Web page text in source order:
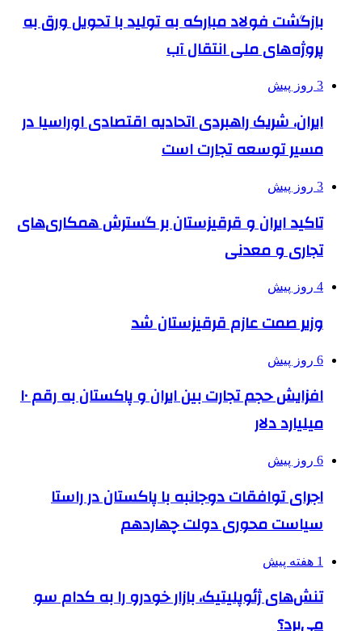
بازگشت فولاد مبارکه به تولید با تحویل ورق به
پروژه‌های ملی انتقال آب
3 روز پیش
ایران، شریک راهبردی اتحادیه اقتصادی اوراسیا در
مسیر توسعه تجارت است
3 روز پیش
تاکید ایران و قرقیزستان بر گسترش همکاری‌های
تجاری و معدنی
4 روز پیش
وزیر صمت عازم قرقیزستان شد
6 روز پیش
افزایش حجم تجارت بین ایران و پاکستان به رقم ۱۰
میلیارد دلار
6 روز پیش
اجرای توافقات دوجانبه با پاکستان در راستا
سیاست محوری دولت چهاردهم
1 هفته پیش
تنش‌های ژئوپلیتیک، بازار خودرو را به کدام سو
می‌برد؟